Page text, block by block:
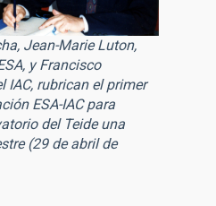
Jean-Marie Luton,
y Francisco
IAC, rubrican el primer
ESA-IAC para
del Teide una
(29 de abril de